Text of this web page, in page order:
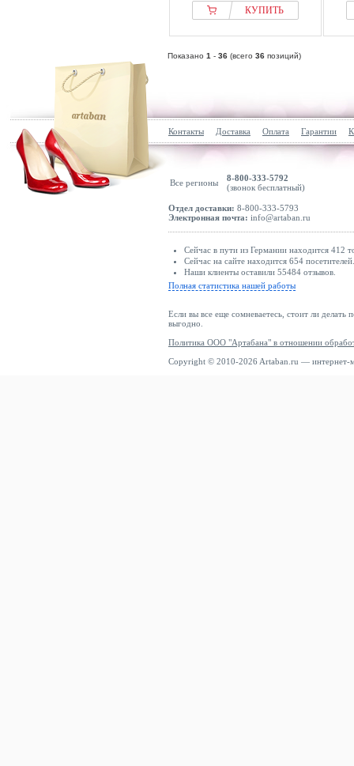
КУПИТЬ
Показано 1 - 36 (всего 36 позиций)
Контакты Доставка Оплата Гарантии
Все регионы
8-800-333-5792
(звонок бесплатный)
Отдел доставки: 8-800-333-5793
Электронная почта: info@artaban.ru
Сейчас в пути из Германии находится 412
Сейчас на сайте находится 654 посетителей.
Наши клиенты оставили 55484 отзывов.
Полная статистика нашей работы
Если вы все еще сомневаетесь, стоит ли делать
выгодно.
Политика ООО "Артабана" в отношении
Copyright © 2010-2026 Artaban.ru — интернет-